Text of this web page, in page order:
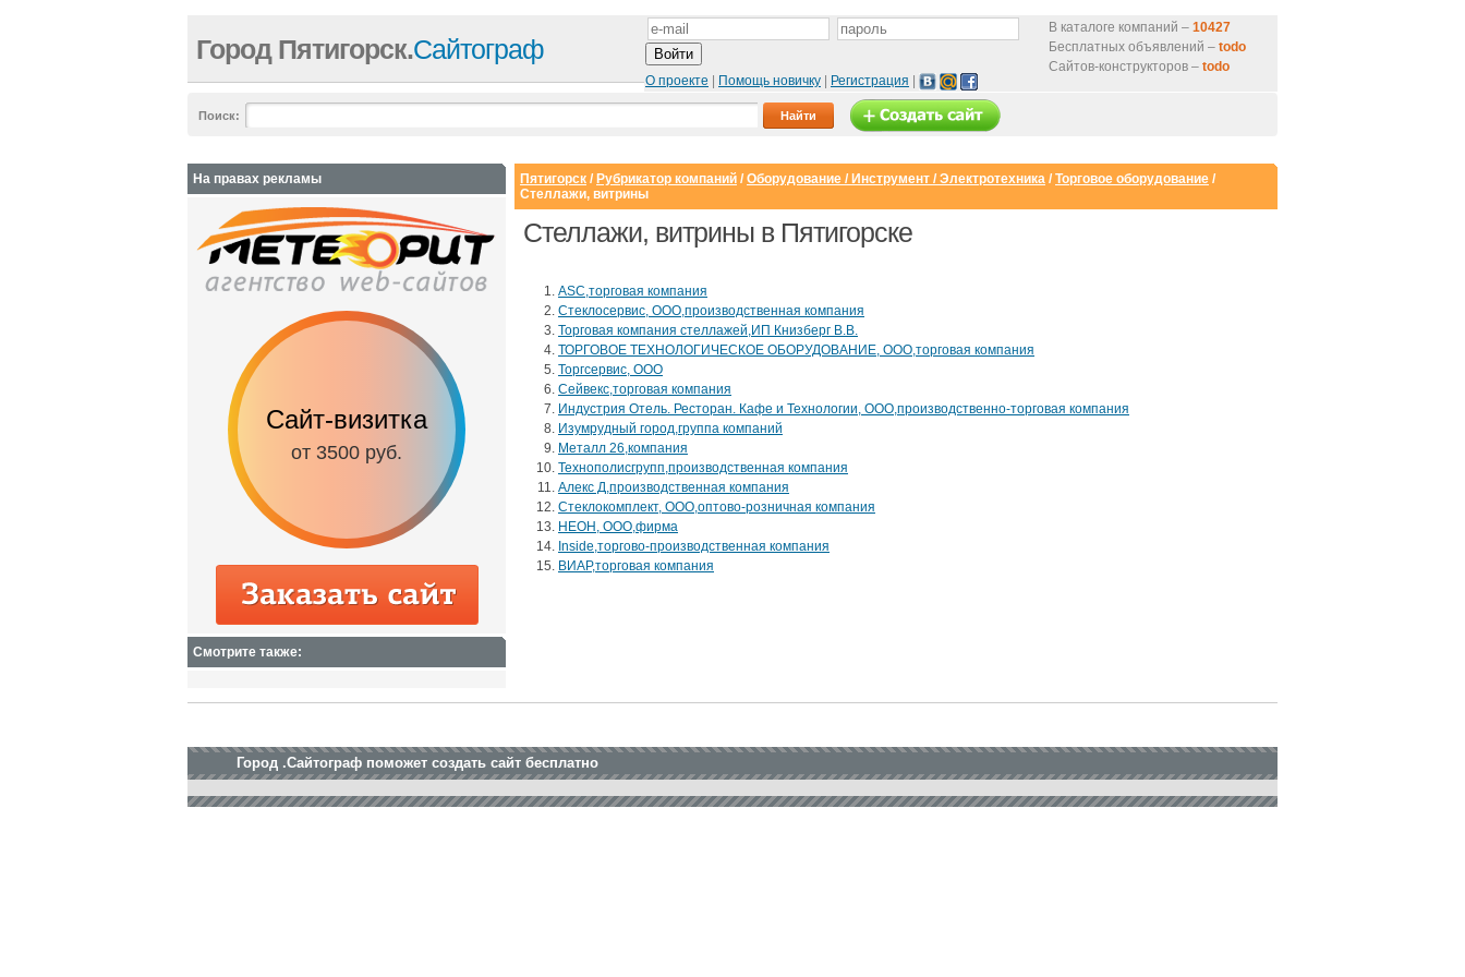
В каталоге компаний – 10427
Бесплатных объявлений – todo
Сайтов-конструкторов – todo
О проекте
Помощь новичку Регистрация
Город Пятигорск.Сайтограф
Поиск:
Пятигорск / Рубрикатор компаний / Оборудование / Инструмент / Электротехника / Торговое оборудование /
Стеллажи, витрины
Стеллажи, витрины в Пятигорске
ASC,торговая компания
Стеклосервис, ООО,производственная компания
Торговая компания стеллажей,ИП Книзберг В.В.
ТОРГОВОЕ ТЕХНОЛОГИЧЕСКОЕ ОБОРУДОВАНИЕ, ООО,торговая компания
Торгсервис, ООО
Сейвекс,торговая компания
Индустрия Отель. Ресторан. Кафе и Технологии, ООО,производственно-торговая компания
Изумрудный город,группа компаний
Металл 26,компания
Технополисгрупп,производственная компания
Алекс Д,производственная компания
Стеклокомплект, ООО,оптово-розничная компания
НЕОН, ООО,фирма
Inside,торгово-производственная компания
ВИАР,торговая компания
На правах рекламы
Сайт-визитка
от 3500 руб.
Сайт с каталогом
от 6500 руб.
Корпоративный
от 15000 руб.
Интернет-магазин
Смотрите также:
Город .Сайтограф поможет создать сайт бесплатно